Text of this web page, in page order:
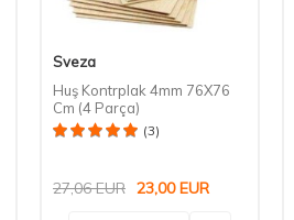
Sveza
Huş Kontrplak 4mm 76X76
Cm (4 Parça)
(3)
27,06EUR 23,00EUR